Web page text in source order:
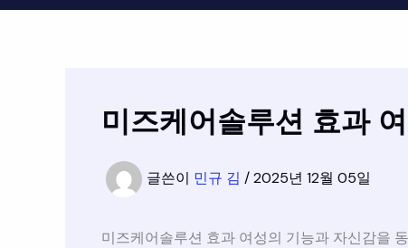
미즈케어솔루션 효과
글쓴이 민규 김 /2025년 12월 05일
미즈케어솔루션 효과 여성의 기능과 자신감을